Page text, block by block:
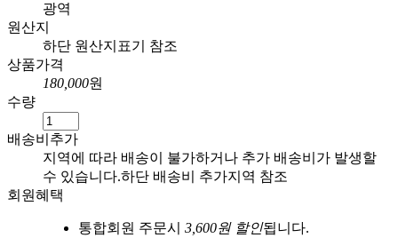
광역
원산지
하단 원산지표기 참조
상품가격
180,000원
수량
배송비추가
지역에 따라 배송이 불가하거나 추가 배송비가 발생할
수 있습니다.하단 배송비 추가지역 참조
회원혜택
통합회원 주문시 3,600원 할인됩니다.